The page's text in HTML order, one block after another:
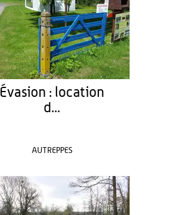
Évasion : location
d...
AUTREPPES